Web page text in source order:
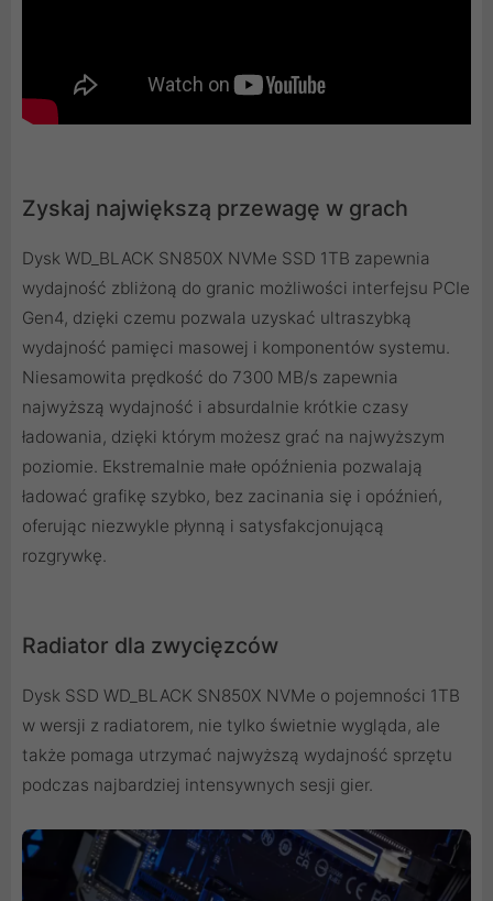
Zyskaj największą przewagę w grach
Dysk WD_BLACK SN850X NVMe SSD 1TB zapewnia
wydajność zbliżoną do granic możliwości interfejsu PCIe
Gen4, dzięki czemu pozwala uzyskać ultraszybką
wydajność pamięci masowej i komponentów systemu.
Niesamowita prędkość do 7300 MB/s zapewnia
najwyższą wydajność i absurdalnie krótkie czasy
ładowania, dzięki którym możesz grać na najwyższym
poziomie. Ekstremalnie małe opóźnienia pozwalają
ładować grafikę szybko, bez zacinania się i opóźnień,
oferując niezwykle płynną i satysfakcjonującą
rozgrywkę.
Radiator dla zwycięzców
Dysk SSD WD_BLACK SN850X NVMe o pojemności 1TB
w wersji z radiatorem, nie tylko świetnie wygląda, ale
także pomaga utrzymać najwyższą wydajność sprzętu
podczas najbardziej intensywnych sesji gier.